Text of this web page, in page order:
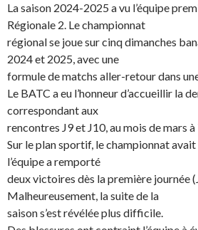
La saison 2024-2025 a vu l’équipe
Régionale 2. Le championnat
régional se joue sur cinq dimanches
2024 et 2025, avec une
formule de matchs aller-retour dans
Le BATC a eu l’honneur d’accueillir la
correspondant aux
rencontres J9 et J10, au mois de mars
Sur le plan sportif, le championnat
l’équipe a remporté
deux victoires dès la première journée
Malheureusement, la suite de la
saison s’est révélée plus difficile.